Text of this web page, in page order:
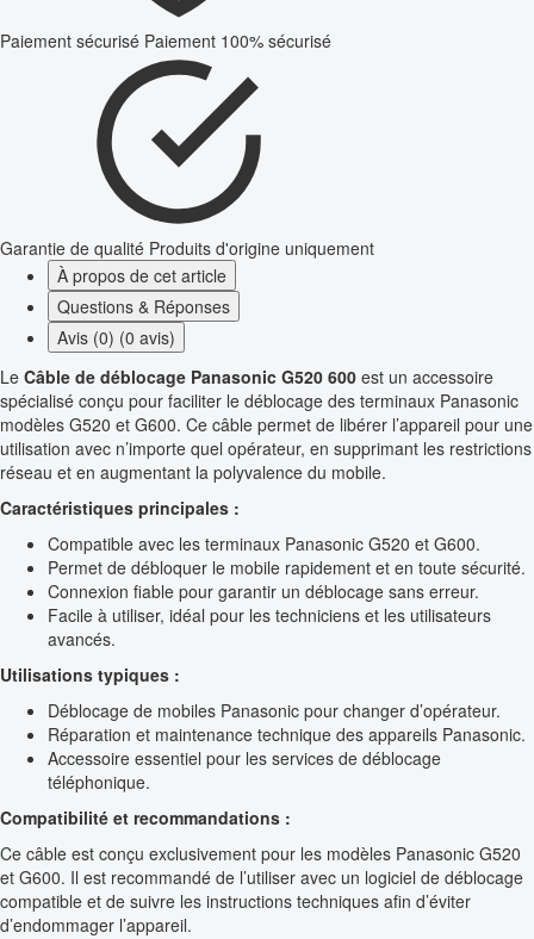
Paiement sécurisé Paiement 100% sécurisé
Garantie de qualité Produits d'origine uniquement
À propos de cet article
Questions & Réponses
Avis (0) (0 avis)
Le Câble de déblocage Panasonic G520 600 est un accessoire
spécialisé conçu pour faciliter le déblocage des terminaux Panasonic
modèles G520 et G600. Ce câble permet de libérer l’appareil pour une
utilisation avec n’importe quel opérateur, en supprimant les restrictions
réseau et en augmentant la polyvalence du mobile.
Caractéristiques principales :
Compatible avec les terminaux Panasonic G520 et G600.
Permet de débloquer le mobile rapidement et en toute sécurité.
Connexion fiable pour garantir un déblocage sans erreur.
Facile à utiliser, idéal pour les techniciens et les utilisateurs
avancés.
Utilisations typiques :
Déblocage de mobiles Panasonic pour changer d’opérateur.
Réparation et maintenance technique des appareils Panasonic.
Accessoire essentiel pour les services de déblocage
téléphonique.
Compatibilité et recommandations :
Ce câble est conçu exclusivement pour les modèles Panasonic G520
et G600. Il est recommandé de l’utiliser avec un logiciel de déblocage
compatible et de suivre les instructions techniques afin d’éviter
d’endommager l’appareil.